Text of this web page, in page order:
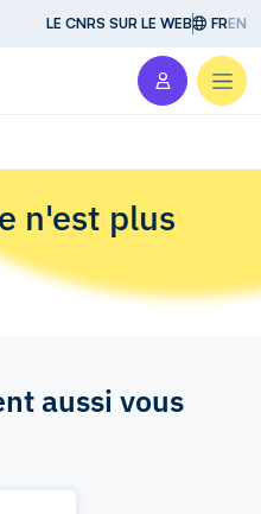
LE CNRS SUR LE WEB FREN
n'est plus
aussi vous